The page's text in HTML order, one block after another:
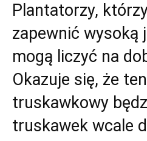
Plantatorzy,
zapewnić wysoką
mogą liczyć na
Okazuje się, że
truskawkowy
truskawek wcale